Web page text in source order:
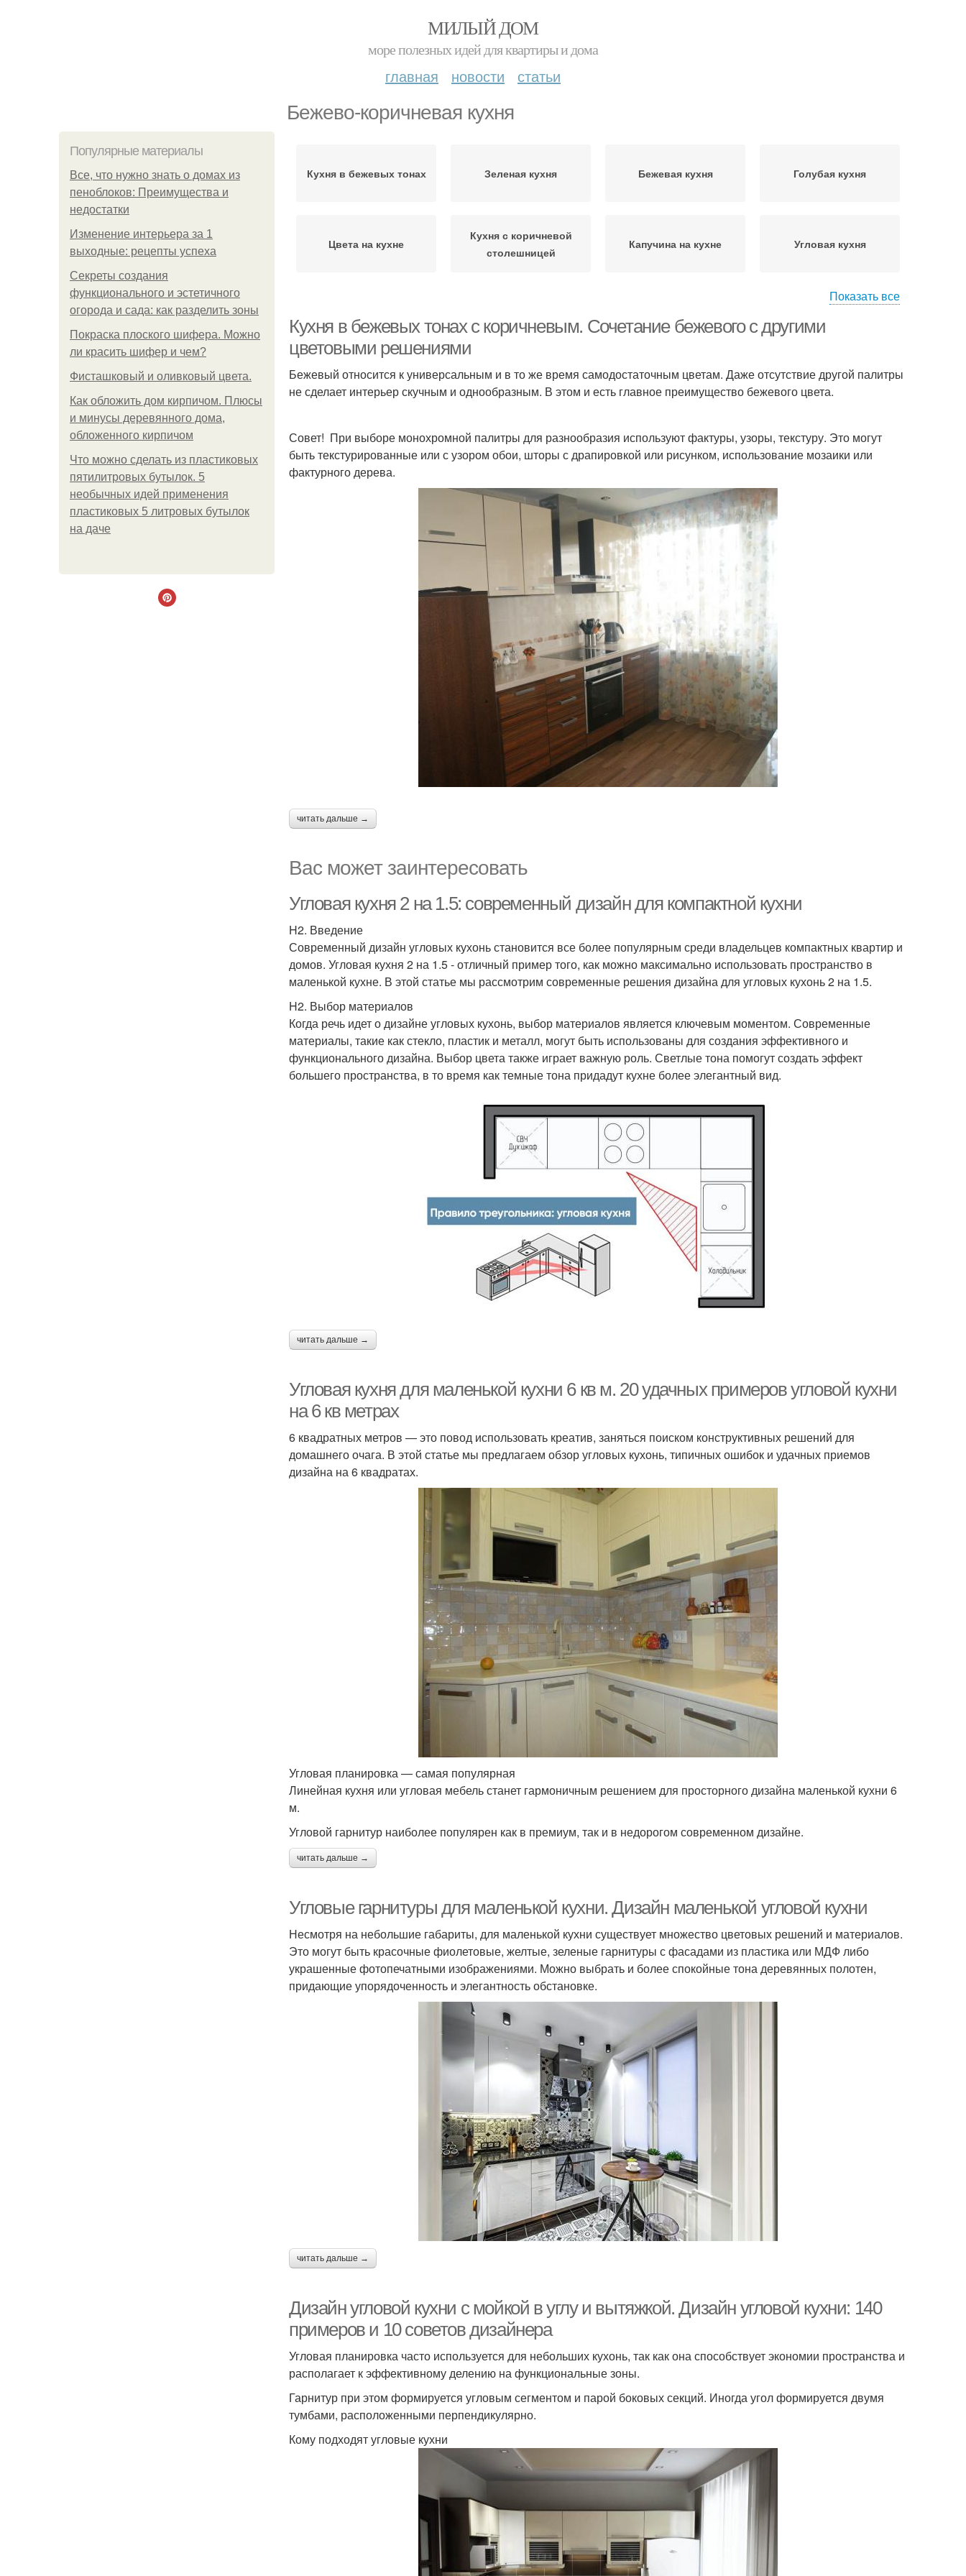
МИЛЫЙ ДОМ
море полезных идей для квартиры и дома
главная новости статьи
Бежево-коричневая кухня
Популярные материалы
Все, что нужно знать о домах из
пеноблоков: Преимущества и
недостатки
Изменение интерьера за 1
выходные: рецепты успеха
Секреты создания
функционального и эстетичного
огорода и сада: как разделить зоны
Покраска плоского шифера. Можно
ли красить шифер и чем?
Фисташковый и оливковый цвета.
Как обложить дом кирпичом. Плюсы
и минусы деревянного дома,
обложенного кирпичом
Что можно сделать из пластиковых
пятилитровых бутылок. 5
необычных идей применения
пластиковых 5 литровых бутылок
на даче
Кухня в бежевых тонах Зеленая кухня Бежевая кухня Голубая кухня
Цвета на кухне
Кухня с коричневой
столешницей
Капучина на кухне Угловая кухня
Показать все
Кухня в бежевых тонах с коричневым. Сочетание бежевого с другими
цветовыми решениями
Бежевый относится к универсальным и в то же время самодостаточным цветам. Даже отсутствие другой палитры
не сделает интерьер скучным и однообразным. В этом и есть главное преимущество бежевого цвета.
Совет! При выборе монохромной палитры для разнообразия используют фактуры, узоры, текстуру. Это могут
быть текстурированные или с узором обои, шторы с драпировкой или рисунком, использование мозаики или
фактурного дерева.
читать дальше →
Вас может заинтересовать
Угловая кухня 2 на 1.5: современный дизайн для компактной кухни
H2. Введение
Современный дизайн угловых кухонь становится все более популярным среди владельцев компактных квартир и
домов. Угловая кухня 2 на 1.5 - отличный пример того, как можно максимально использовать пространство в
маленькой кухне. В этой статье мы рассмотрим современные решения дизайна для угловых кухонь 2 на 1.5.
H2. Выбор материалов
Когда речь идет о дизайне угловых кухонь, выбор материалов является ключевым моментом. Современные
материалы, такие как стекло, пластик и металл, могут быть использованы для создания эффективного и
функционального дизайна. Выбор цвета также играет важную роль. Светлые тона помогут создать эффект
большего пространства, в то время как темные тона придадут кухне более элегантный вид.
читать дальше →
Угловая кухня для маленькой кухни 6 кв м. 20 удачных примеров угловой кухни
на 6 кв метрах
6 квадратных метров — это повод использовать креатив, заняться поиском конструктивных решений для
домашнего очага. В этой статье мы предлагаем обзор угловых кухонь, типичных ошибок и удачных приемов
дизайна на 6 квадратах.
Угловая планировка — самая популярная
Линейная кухня или угловая мебель станет гармоничным решением для просторного дизайна маленькой кухни 6
м.
Угловой гарнитур наиболее популярен как в премиум, так и в недорогом современном дизайне.
читать дальше →
Угловые гарнитуры для маленькой кухни. Дизайн маленькой угловой кухни
Несмотря на небольшие габариты, для маленькой кухни существует множество цветовых решений и материалов.
Это могут быть красочные фиолетовые, желтые, зеленые гарнитуры с фасадами из пластика или МДФ либо
украшенные фотопечатными изображениями. Можно выбрать и более спокойные тона деревянных полотен,
придающие упорядоченность и элегантность обстановке.
читать дальше →
Дизайн угловой кухни с мойкой в углу и вытяжкой. Дизайн угловой кухни: 140
примеров и 10 советов дизайнера
Угловая планировка часто используется для небольших кухонь, так как она способствует экономии пространства и
располагает к эффективному делению на функциональные зоны.
Гарнитур при этом формируется угловым сегментом и парой боковых секций. Иногда угол формируется двумя
тумбами, расположенными перпендикулярно.
Кому подходят угловые кухни